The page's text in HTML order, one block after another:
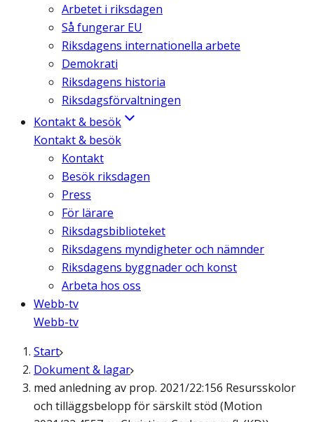
Arbetet i riksdagen
Så fungerar EU
Riksdagens internationella arbete
Demokrati
Riksdagens historia
Riksdagsförvaltningen
Kontakt & besök
Kontakt & besök
Kontakt
Besök riksdagen
Press
För lärare
Riksdagsbiblioteket
Riksdagens myndigheter och nämnder
Riksdagens byggnader och konst
Arbeta hos oss
Webb-tv
Webb-tv
Start
Dokument & lagar
med anledning av prop. 2021/22:156 Resursskolor
och tilläggsbelopp för särskilt stöd (Motion